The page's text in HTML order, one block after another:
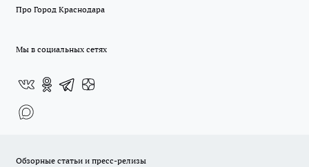
Про Город Краснодара
Мы в социальных сетях
Обзорные статьи и пресс-релизы